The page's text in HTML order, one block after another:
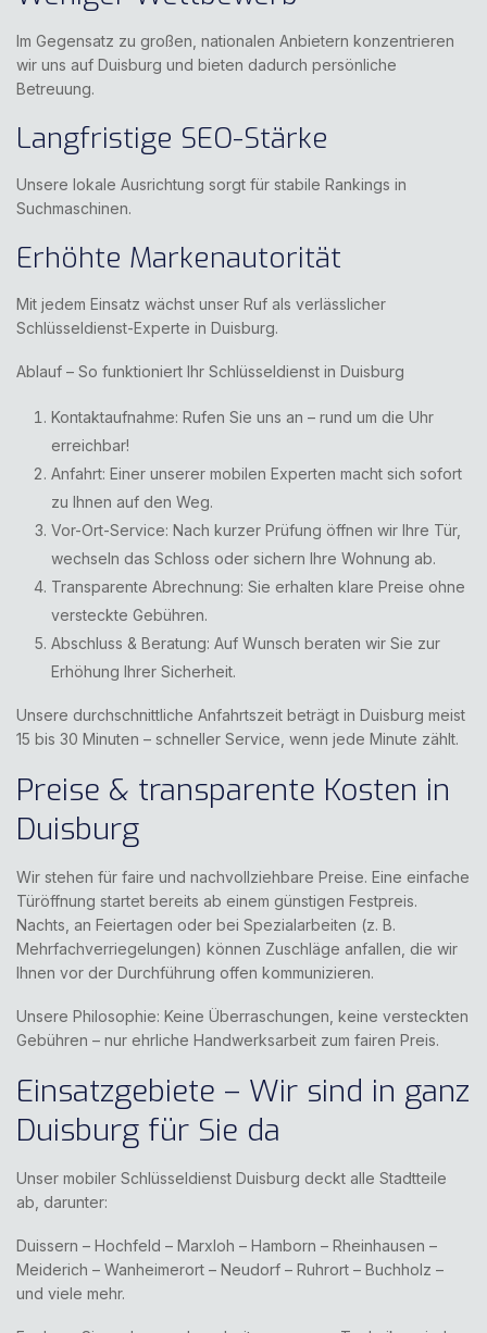
Im Gegensatz zu großen, nationalen Anbietern konzentrieren
wir uns auf Duisburg und bieten dadurch persönliche
Betreuung.
Langfristige SEO-Stärke
Unsere lokale Ausrichtung sorgt für stabile Rankings in
Suchmaschinen.
Erhöhte Markenautorität
Mit jedem Einsatz wächst unser Ruf als verlässlicher
Schlüsseldienst-Experte in Duisburg.
Ablauf – So funktioniert Ihr Schlüsseldienst in Duisburg
Kontaktaufnahme: Rufen Sie uns an – rund um die Uhr
erreichbar!
Anfahrt: Einer unserer mobilen Experten macht sich sofort
zu Ihnen auf den Weg.
Vor-Ort-Service: Nach kurzer Prüfung öffnen wir Ihre Tür,
wechseln das Schloss oder sichern Ihre Wohnung ab.
Transparente Abrechnung: Sie erhalten klare Preise ohne
versteckte Gebühren.
Abschluss & Beratung: Auf Wunsch beraten wir Sie zur
Erhöhung Ihrer Sicherheit.
Unsere durchschnittliche Anfahrtszeit beträgt in Duisburg meist
15 bis 30 Minuten – schneller Service, wenn jede Minute zählt.
Preise & transparente Kosten in
Duisburg
Wir stehen für faire und nachvollziehbare Preise. Eine einfache
Türöffnung startet bereits ab einem günstigen Festpreis.
Nachts, an Feiertagen oder bei Spezialarbeiten (z. B.
Mehrfachverriegelungen) können Zuschläge anfallen, die wir
Ihnen vor der Durchführung offen kommunizieren.
Unsere Philosophie: Keine Überraschungen, keine versteckten
Gebühren – nur ehrliche Handwerksarbeit zum fairen Preis.
Einsatzgebiete – Wir sind in ganz
Duisburg für Sie da
Unser mobiler Schlüsseldienst Duisburg deckt alle Stadtteile
ab, darunter:
Duissern – Hochfeld – Marxloh – Hamborn – Rheinhausen –
Meiderich – Wanheimerort – Neudorf – Ruhrort – Buchholz –
und viele mehr.